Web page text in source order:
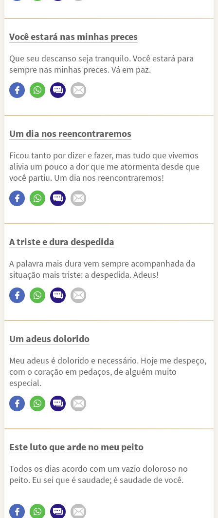
Você estará nas minhas preces
Que seu descanso seja tranquilo. Você estará para
sempre nas minhas preces. Vá em paz.
Um dia nos reencontraremos
Ficou tanto por dizer e fazer, mas tudo que vivemos
alivia um pouco a dor que me atormenta desde que
você partiu. Um dia nos reencontraremos!
A triste e dura despedida
A palavra mais dura vem sempre acompanhada da
situação mais triste: a despedida. Adeus!
Um adeus dolorido
Meu adeus é dolorido e necessário. Hoje me despeço,
com o coração em pedaços, de alguém muito
especial.
Este luto que arde no meu peito
Todos os dias acordo com um vazio doloroso no
peito. Eu sei que é saudade; é saudade de você.